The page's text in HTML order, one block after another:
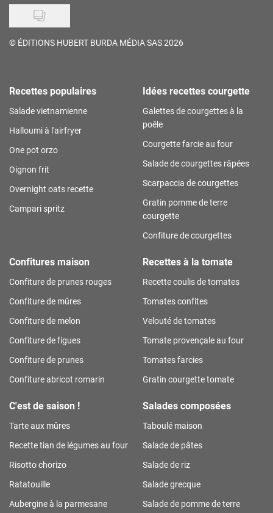
© ÉDITIONS HUBERT BURDA MÉDIA SAS 2026
Recettes populaires
Salade vietnamienne
Halloumi à l'airfryer
One pot orzo
Oignon frit
Overnight oats recette
Campari spritz
Idées recettes courgette
Galettes de courgettes à la
poêle
Courgette farcie au four
Salade de courgettes râpées
Scarpaccia de courgettes
Gratin pomme de terre
courgette
Confiture de courgettes
Confitures maison
Confiture de prunes rouges
Confiture de mûres
Confiture de melon
Confiture de figues
Confiture de prunes
Confiture abricot romarin
Recettes à la tomate
Recette coulis de tomates
Tomates confites
Velouté de tomates
Tomate provençale au four
Tomates farcies
Gratin courgette tomate
C'est de saison !
Tarte aux mûres
Recette tian de légumes au four
Risotto chorizo
Ratatouille
Aubergine à la parmesane
Salades composées
Taboulé maison
Salade de pâtes
Salade de riz
Salade grecque
Salade de pomme de terre